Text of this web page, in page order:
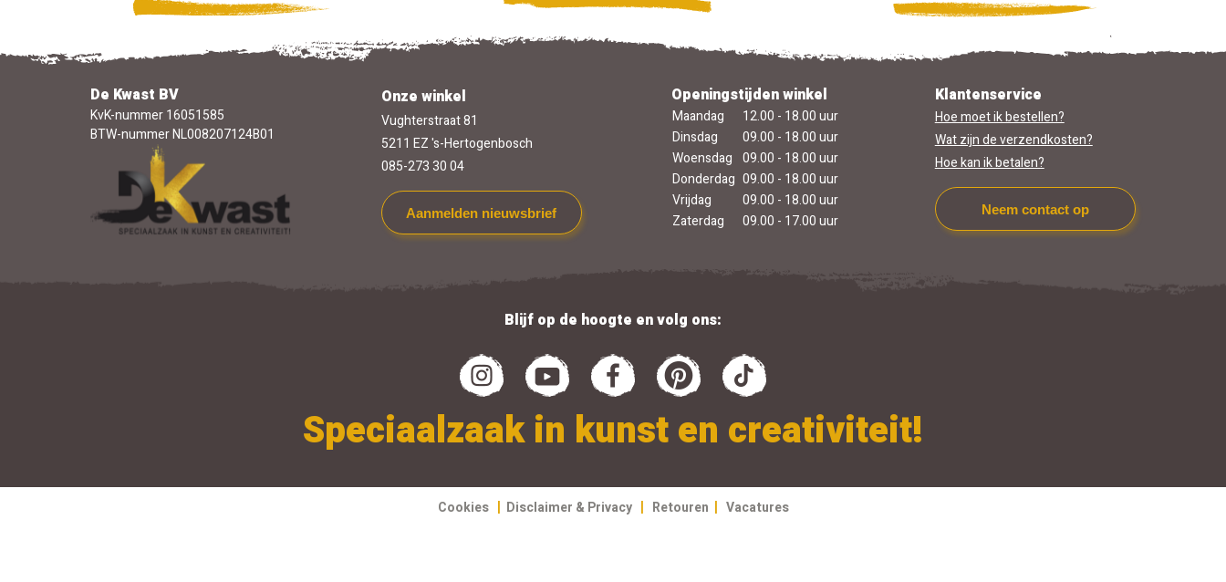
De Kwast BV
KvK-nummer 16051585
BTW-nummer NL008207124B01
Onze winkel
Vughterstraat 81
5211 EZ 's-Hertogenbosch
085-273 30 04
Aanmelden nieuwsbrief
Openingstijden winkel
Maandag
12.00 - 18.00 uur
Dinsdag
09.00 - 18.00 uur
Woensdag 09.00 - 18.00 uur
Donderdag 09.00 - 18.00 uur
Vrijdag
09.00 - 18.00 uur
Zaterdag
09.00 - 17.00 uur
Klantenservice
Hoe moet ik bestellen?
Wat zijn de verzendkosten?
Hoe kan ik betalen?
Neem contact op
Blijf op de hoogte en volg ons:
Speciaalzaak in kunst en creativiteit!
Cookies | Disclaimer & Privacy | Retouren | Vacatures